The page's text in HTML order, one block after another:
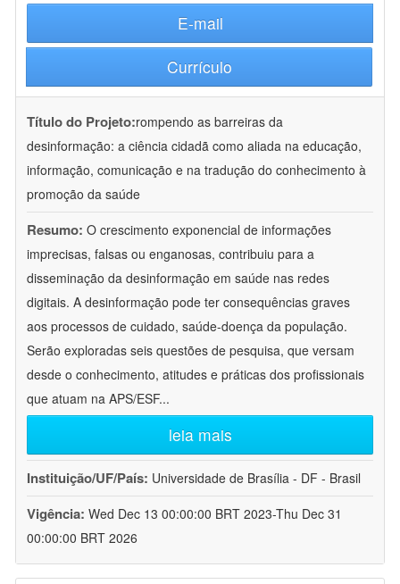
E-mail
Currículo
Título do Projeto:rompendo as barreiras da
desinformação: a ciência cidadã como aliada na educação,
informação, comunicação e na tradução do conhecimento à
promoção da saúde
Resumo: O crescimento exponencial de informações
imprecisas, falsas ou enganosas, contribuiu para a
disseminação da desinformação em saúde nas redes
digitais. A desinformação pode ter consequências graves
aos processos de cuidado, saúde-doença da população.
Serão exploradas seis questões de pesquisa, que versam
desde o conhecimento, atitudes e práticas dos profissionais
que atuam na APS/ESF...
leia mais
Instituição/UF/País: Universidade de Brasília - DF - Brasil
Vigência: Wed Dec 13 00:00:00 BRT 2023-Thu Dec 31
00:00:00 BRT 2026